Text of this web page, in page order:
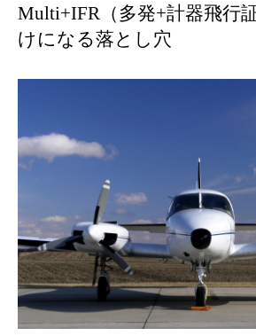
Multi+IFR（多発+計器飛行
けになる落とし穴